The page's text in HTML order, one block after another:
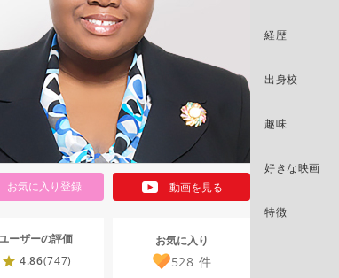
お気に入り登録 動画を見る
ーザーの評価
4.86(747)
お気に入り
528 件
経歴
出身校
趣味
好きな映画
特徴